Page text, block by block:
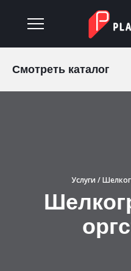
Материалы
Оплата и доставка
Смотреть каталог
Услуги /